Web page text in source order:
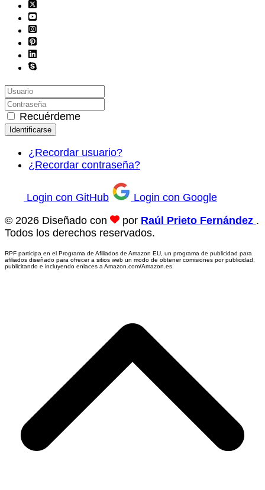
Recuérdeme
Identificarse
¿Recordar usuario?
¿Recordar contraseña?
Login con GitHub
Login con Google
© 2026 Diseñado con
por Raúl Prieto Fernández .
Todos los derechos reservados.
RPF participa en el Programa de Afiliados de Amazon EU, un programa de publicidad para
afiliados diseñado para ofrecer a sitios web un modo de obtener comisiones por publicidad,
publicitando e incluyendo enlaces a Amazon.com/Amazon.es.